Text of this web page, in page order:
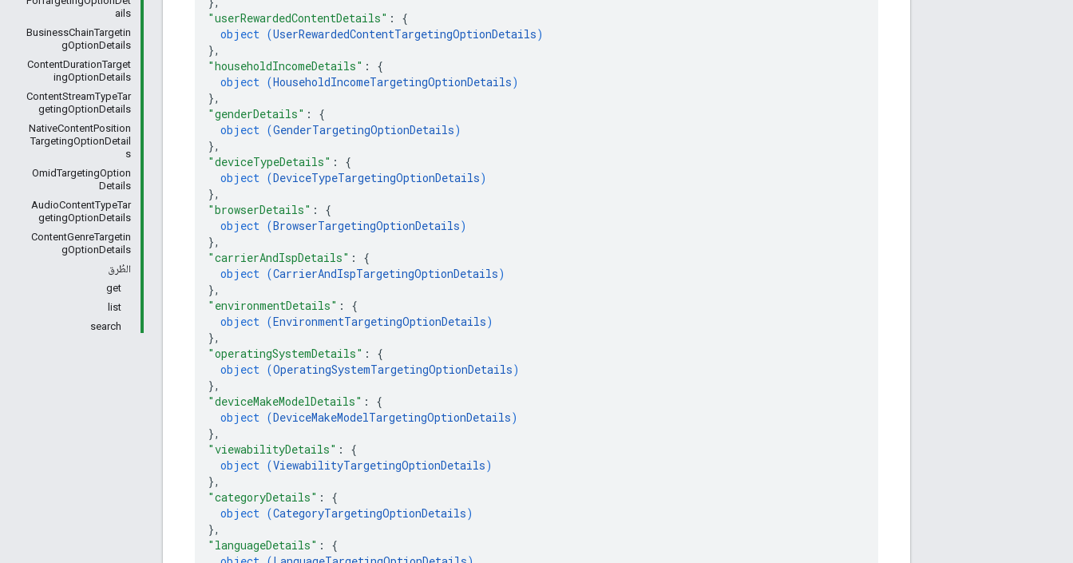
ails
BusinessChainTargetin
gOptionDetails
ContentDurationTarget
ingOptionDetails
ContentStreamTypeTar
getingOptionDetails
NativeContentPosition
TargetingOptionDetail
s
OmidTargetingOption
Details
AudioContentTypeTar
getingOptionDetails
ContentGenreTargetin
gOptionDetails
الطُرق
get
list
search
"userRewardedContentDetails" : {
object (UserRewardedContentTargetingOptionDetails)
},
"householdIncomeDetails" : {
object (HouseholdIncomeTargetingOptionDetails)
},
"genderDetails" : {
object (GenderTargetingOptionDetails)
},
"deviceTypeDetails" : {
object (DeviceTypeTargetingOptionDetails)
},
"browserDetails" : {
object (BrowserTargetingOptionDetails)
},
"carrierAndIspDetails" : {
object (CarrierAndIspTargetingOptionDetails)
},
"environmentDetails" : {
object (EnvironmentTargetingOptionDetails)
},
"operatingSystemDetails" : {
object (OperatingSystemTargetingOptionDetails)
},
"deviceMakeModelDetails" : {
object (DeviceMakeModelTargetingOptionDetails)
},
"viewabilityDetails" : {
object (ViewabilityTargetingOptionDetails)
},
"categoryDetails" : {
object (CategoryTargetingOptionDetails)
},
"languageDetails" : {